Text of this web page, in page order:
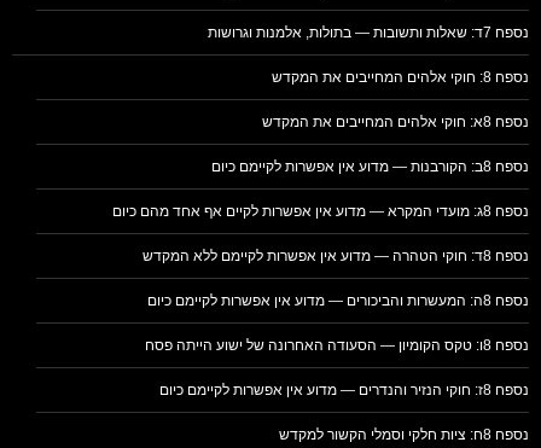
נספח 7ד: שאלות ותשובות — בתולות, אלמנות וגרושות
נספח 8: חוקי אלהים המחייבים את המקדש
נספח 8א: חוקי אלהים המחייבים את המקדש
נספח 8ב: הקורבנות — מדוע אין אפשרות לקיימם כיום
נספח 8ג: מועדי המקרא — מדוע אין אפשרות לקיים אף אחד מהם כיום
נספח 8ד: חוקי הטהרה — מדוע אין אפשרות לקיימם ללא המקדש
נספח 8ה: המעשרות והביכורים — מדוע אין אפשרות לקיימם כיום
נספח 8ו: טקס הקומיון — הסעודה האחרונה של ישוע הייתה פסח
נספח 8ז: חוקי הנזיר והנדרים — מדוע אין אפשרות לקיימם כיום
נספח 8ח: ציות חלקי וסמלי הקשור למקדש